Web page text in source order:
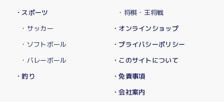
・スポーツ
・サッカー
・ソフトボール
・バレーボール
・釣り
・将棋・王将戦
・オンラインショップ
・プライバシーポリシー
・このサイトについて
・免責事項
・会社案内